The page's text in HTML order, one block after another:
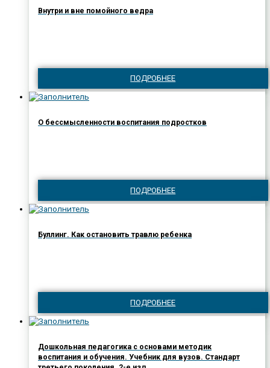
Внутри и вне помойного ведра
ПОДРОБНЕЕ
О бессмысленности воспитания подростков
ПОДРОБНЕЕ
Буллинг. Как остановить травлю ребенка
ПОДРОБНЕЕ
Дошкольная педагогика с основами методик
воспитания и обучения. Учебник для вузов. Стандарт